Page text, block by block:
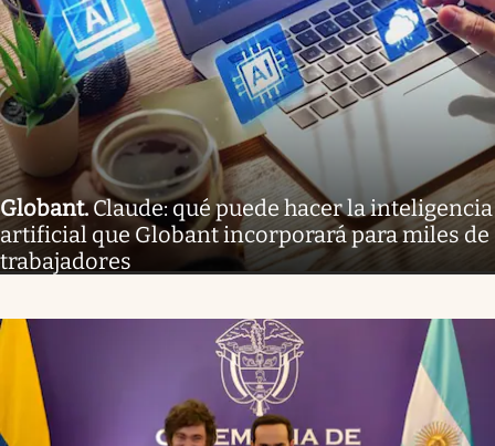
Globant.Claude: qué puede hacer la inteligencia
artificial que Globant incorporará para miles de
trabajadores